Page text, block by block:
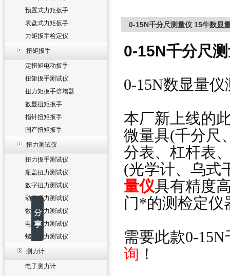
预置式力矩扳手
表盘式力矩扳手
力矩扳手检定仪
扭矩扳手
定扭矩电动扳手
扭矩扳手测试仪
扭力矩扳手倍增器
数显扭矩扳手
指针扭矩扳手
国产扭矩扳手
扭力测试仪
扭力扳手测试仪
瓶盖扭力测试仪
数字扭力测试仪
动态扭力测试仪
数显扭力测试仪
电批扭力测试仪
螺丝扭力测试仪
测力计
电子测力计
0-15N千分尺测量仪 15牛数显
0-15N千分尺
0-15N数显量
本厂新上线的
微量具(千分尺
分表、杠杆表
(光学计、乌式
量仪具有精度
门*的测检定仪
需要此款0-
询 ！